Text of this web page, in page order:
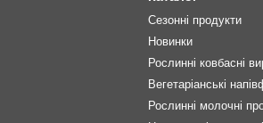
Сезонні продукти
Новинки
Рослинні ковбасні
Вегетаріанські
Рослинні молочні